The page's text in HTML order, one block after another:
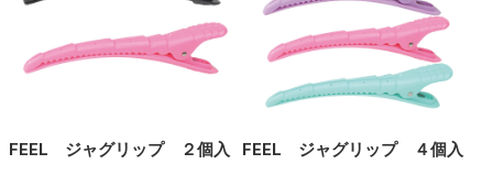
FEEL ジャグリップ ２個入 FEEL ジャグリップ ４個入